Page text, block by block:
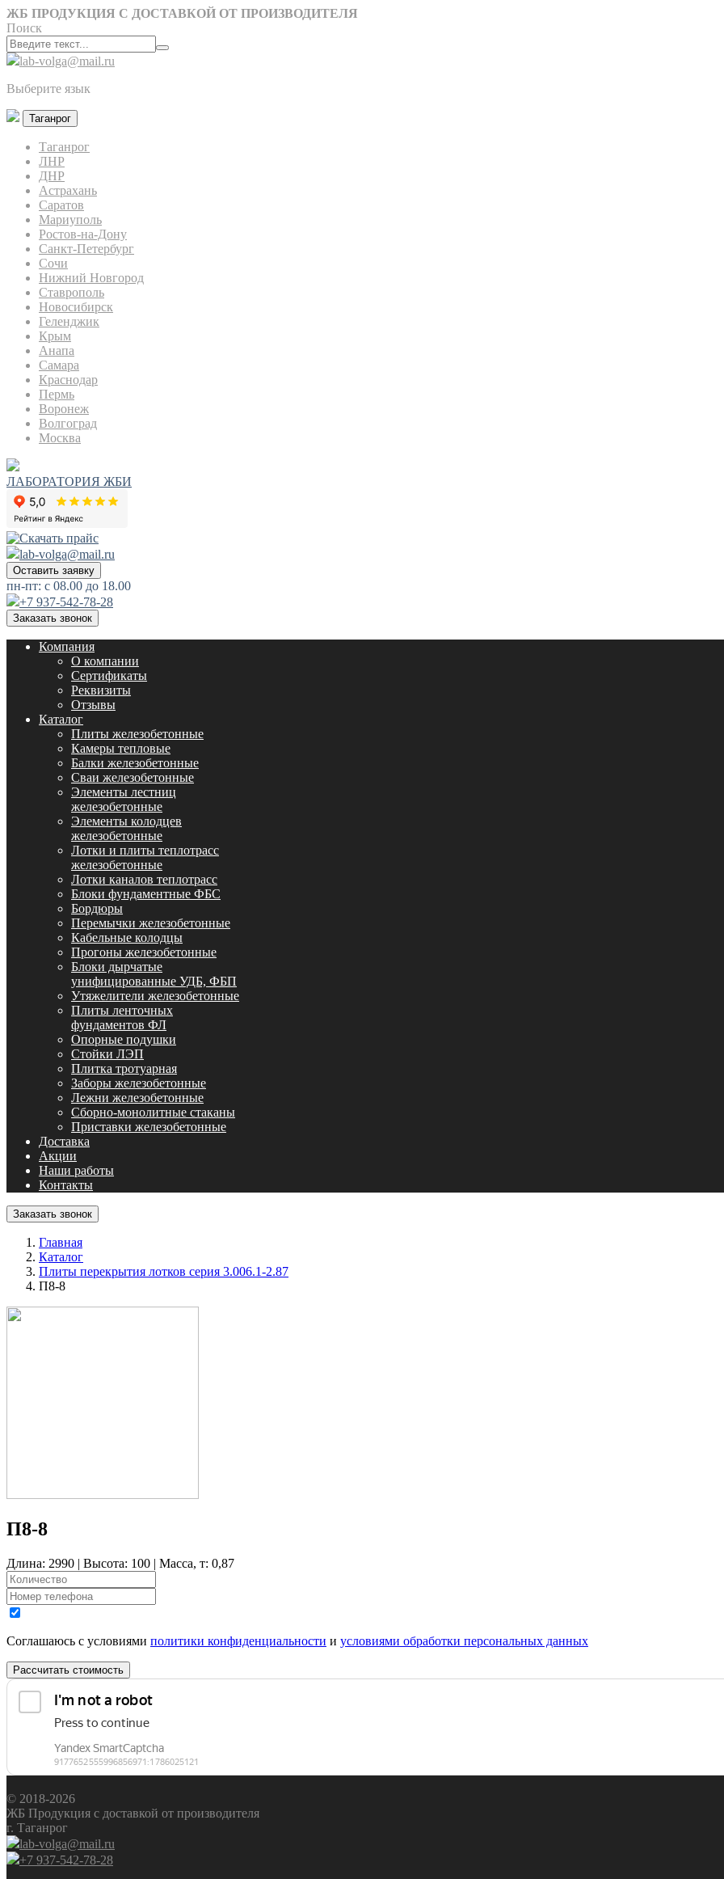
ЖБ ПРОДУКЦИЯ С ДОСТАВКОЙ ОТ ПРОИЗВОДИТЕЛЯ
Поиск
lab-volga@mail.ru
Выберите язык
Таганрог
Таганрог
ЛНР
ДНР
Астрахань
Саратов
Мариуполь
Ростов-на-Дону
Санкт-Петербург
Сочи
Нижний Новгород
Ставрополь
Новосибирск
Геленджик
Крым
Анапа
Самара
Краснодар
Пермь
Воронеж
Волгоград
Москва
ЛАБОРАТОРИЯ ЖБИ
lab-volga@mail.ru
Оставить заявку
пн-пт: с 08.00 до 18.00
+7 937-542-78-28
Заказать звонок
Компания
О компании
Сертификаты
Реквизиты
Отзывы
Каталог
Плиты железобетонные
Камеры тепловые
Балки железобетонные
Сваи железобетонные
Элементы лестниц
железобетонные
Элементы колодцев
железобетонные
Лотки и плиты теплотрасс
железобетонные
Лотки каналов теплотрасс
Блоки фундаментные ФБС
Бордюры
Перемычки железобетонные
Кабельные колодцы
Прогоны железобетонные
Блоки дырчатые
унифицированные УДБ, ФБП
Утяжелители железобетонные
Плиты ленточных
фундаментов ФЛ
Опорные подушки
Стойки ЛЭП
Плитка тротуарная
Заборы железобетонные
Лежни железобетонные
Сборно-монолитные стаканы
Приставки железобетонные
Доставка
Акции
Наши работы
Контакты
Заказать звонок
Главная
Каталог
Плиты перекрытия лотков серия 3.006.1-2.87
П8-8
П8-8
Длина: 2990 | Высота: 100 | Масса, т: 0,87
Соглашаюсь с условиями политики конфиденциальности и условиями обработки персональных данных
Рассчитать стоимость
© 2018-2026
ЖБ Продукция с доставкой от производителя
г. Таганрог
lab-volga@mail.ru
+7 937-542-78-28